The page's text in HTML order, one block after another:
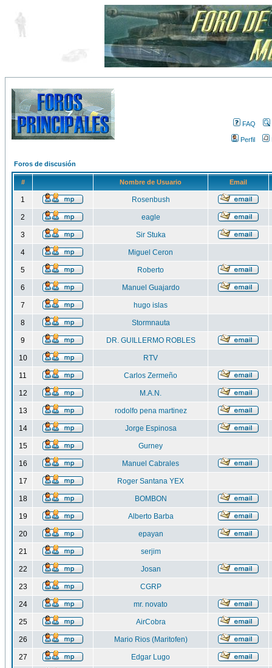
FAQ
Perfil
Foros de discusión
# Nombre de Usuario Email
1 Rosenbush
2 eagle
3 Sir Stuka
4 Miguel Ceron
5 Roberto
6 Manuel Guajardo
7 hugo islas
8 Stormnauta
9 DR. GUILLERMO ROBLES
10 RTV
11 Carlos Zermeño
12 M.A.N.
13 rodolfo pena martinez
14 Jorge Espinosa
15 Gurney
16 Manuel Cabrales
17 Roger Santana YEX
18 BOMBON
19 Alberto Barba
20 epayan
21 serjim
22 Josan
23 CGRP
24 mr. novato
25 AirCobra
26 Mario Rios (Maritofen)
27 Edgar Lugo